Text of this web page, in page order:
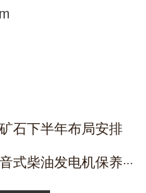
石下半年布局安排
式柴油发电机保养···